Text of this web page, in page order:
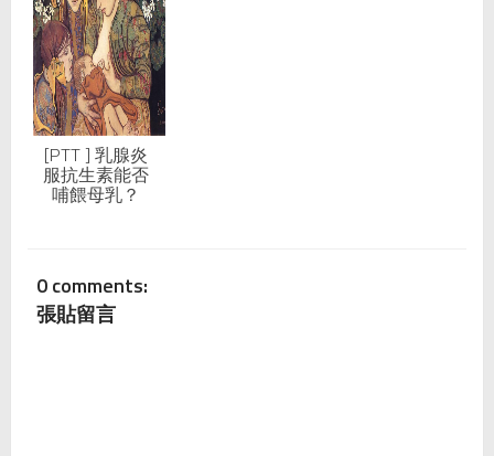
[PTT ] 乳腺炎
服抗生素能否
哺餵母乳？
0 comments:
張貼留言